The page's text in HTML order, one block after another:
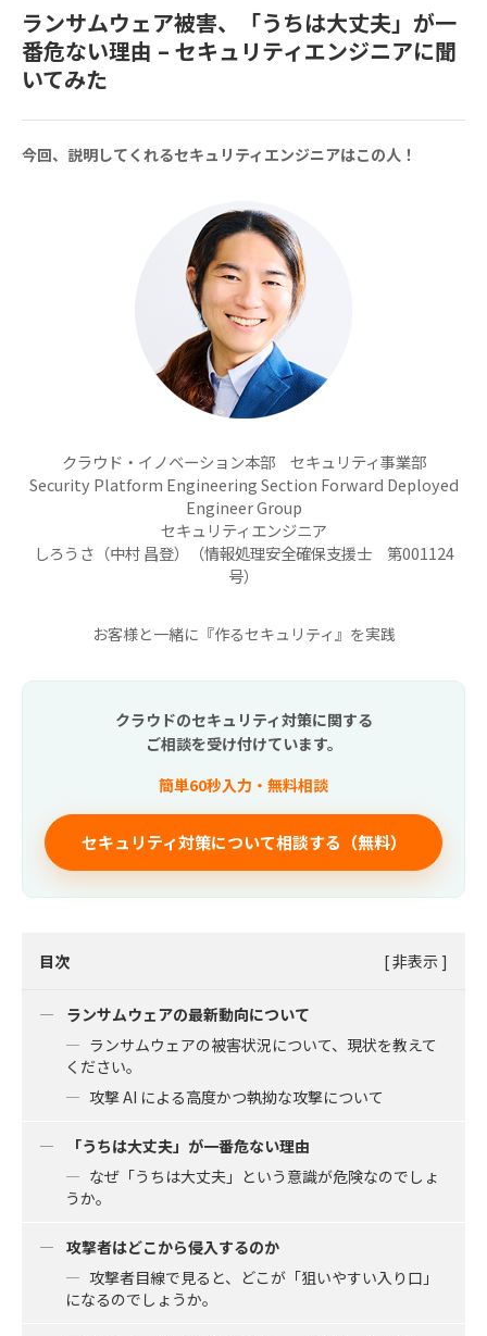
ランサムウェア被害、「うちは大丈夫」が一
番危ない理由 – セキュリティエンジニアに聞
いてみた
今回、説明してくれるセキュリティエンジニアはこの人！
クラウド・イノベーション本部 セキュリティ事業部
Security Platform Engineering Section Forward Deployed
Engineer Group
セキュリティエンジニア
しろうさ（中村 昌登）（情報処理安全確保支援士 第001124
号）
お客様と一緒に『作るセキュリティ』を実践
クラウドのセキュリティ対策に関する
ご相談を受け付けています。
簡単60秒入力・無料相談
セキュリティ対策について相談する（無料）
目次 [非表示 ]
ランサムウェアの最新動向について
ランサムウェアの被害状況について、現状を教えて
ください。
攻撃 AI による高度かつ執拗な攻撃について
「うちは大丈夫」が一番危ない理由
なぜ「うちは大丈夫」という意識が危険なのでしょ
うか。
攻撃者はどこから侵入するのか
攻撃者目線で見ると、どこが「狙いやすい入り口」
になるのでしょうか。